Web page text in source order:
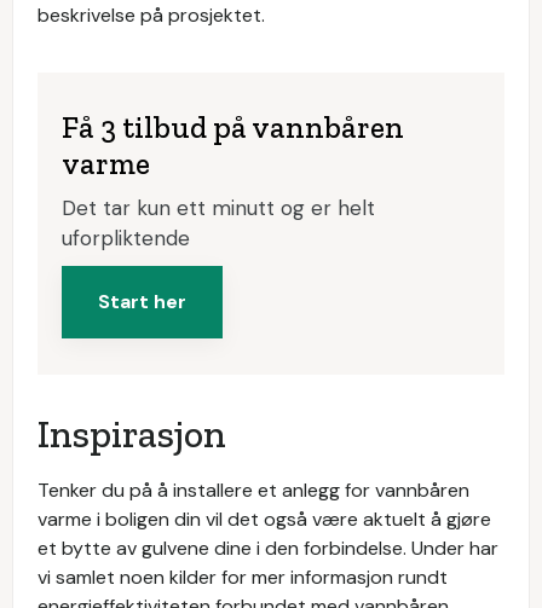
beskrivelse på prosjektet.
Få 3 tilbud på vannbåren
varme
Det tar kun ett minutt og er helt
uforpliktende
Start her
Inspirasjon
Tenker du på å installere et anlegg for vannbåren
varme i boligen din vil det også være aktuelt å gjøre
et bytte av gulvene dine i den forbindelse. Under har
vi samlet noen kilder for mer informasjon rundt